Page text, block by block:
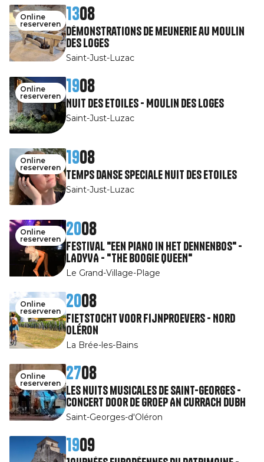
Online
reserveren
1308
Démonstrations de meunerie au Moulin
des Loges
Saint-Just-Luzac
Online
reserveren
1908
Nuit des Etoiles - Moulin des Loges
Saint-Just-Luzac
Online
reserveren
1908
Temps Danse speciale Nuit des Etoiles
Saint-Just-Luzac
Online
reserveren
2008
Festival "Een piano in het dennenbos" -
LADYVA - "THE BOOGIE QUEEN"
Le Grand-Village-Plage
Online
reserveren
2008
Fietstocht voor fijnproevers - Nord
Oléron
La Brée-les-Bains
Online
reserveren
2708
Les nuits musicales de Saint-Georges -
Concert door de groep An Currach Dubh
Saint-Georges-d'Oléron
1909